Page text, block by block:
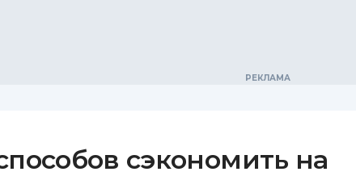
сэкономить на